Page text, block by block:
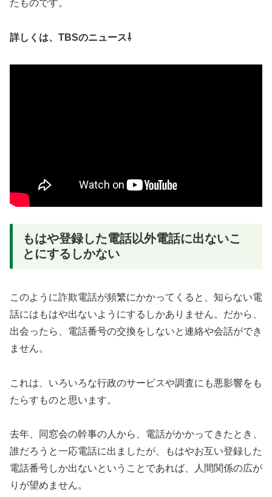
たものです。
詳しくは、TBSのニュース⇩
もはや登録した電話以外電話に出ないこ
とにするしかない
このように詐欺電話が頻繁にかかってくると、知らない電
話にはもはや出ないようにするしかありません。だから、
出会ったら、電話番号の交換をしないと連絡や会話ができ
ません。
これは、いろいろな行政のサービスや調査にも悪影響をも
たらすものと思います。
去年、同窓会の幹事の人から、電話がかかってきたとき、
誰だろうと一応電話に出ましたが、もはやお互い登録した
電話番号しか出ないということであれば、人間関係の広が
りが望めません。